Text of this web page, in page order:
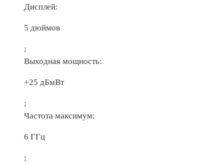
Дисплей:
5 дюймов
;
Выходная мощность:
+25 дБмВт
;
Частота максимум:
6 ГГц
;